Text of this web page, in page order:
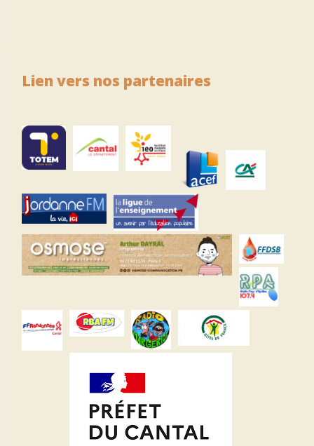
Lien vers nos partenaires